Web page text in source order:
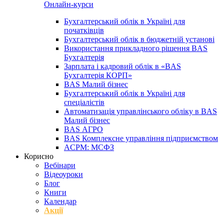
Онлайн-курси
Бухгалтерський облік в Україні для
початківців
Бухгалтерський облік в бюджетній установі
Використання прикладного рішення BAS
Бухгалтерія
Зарплата і кадровий облік в «BAS
Бухгалтерія КОРП»
BAS Малий бізнес
Бухгалтерський облік в Україні для
спеціалістів
Автоматизація управлінського обліку в BAS
Малий бізнес
BAS АГРО
BAS Комплексне управління підприємством
ACPM: МСФЗ
Корисно
Вебінари
Відеоуроки
Блог
Книги
Календар
Акції